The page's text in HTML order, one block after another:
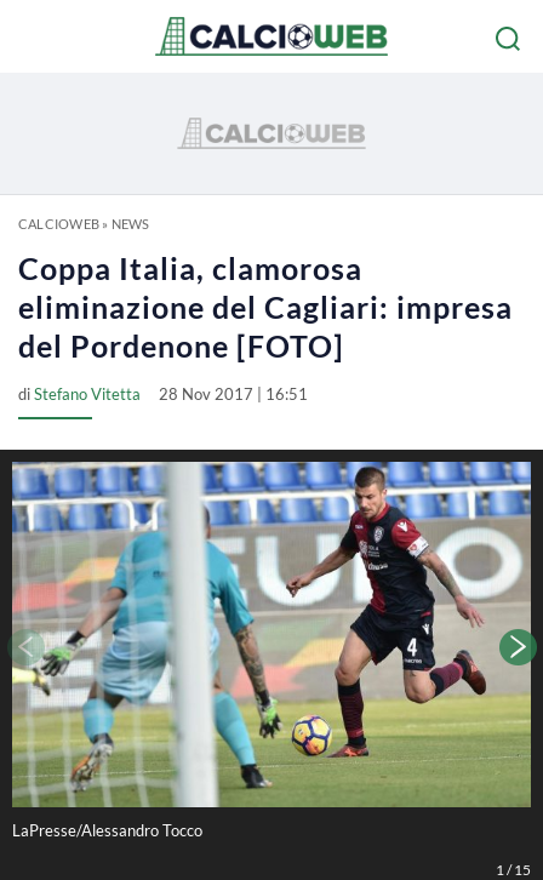
CALCIOWEB» NEWS
Coppa Italia, clamorosa
eliminazione del Cagliari: impresa
del Pordenone [FOTO]
diStefano Vitetta 28 Nov 2017 | 16:51
LaPresse/Alessandro Tocco
1 /15